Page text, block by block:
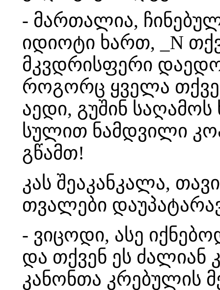
- მართალია,
იდიოტი ხართ, _N
მკვდრისფერი
როგორც ყველა
აედი, გუშინ
სულით ნამდვილი
გწამთ!
კას შეაკანკალა,
თვალები
- ვიცოდი, ასე
და თქვენ ეს ძალიან
კანონთა კრებულის